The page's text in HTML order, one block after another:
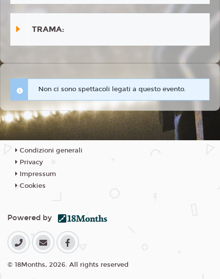
TRAMA:
Non ci sono spettacoli legati a questo evento.
Condizioni generali
Privacy
Impressum
Cookies
Powered by
© 18Months, 2026. All rights reserved